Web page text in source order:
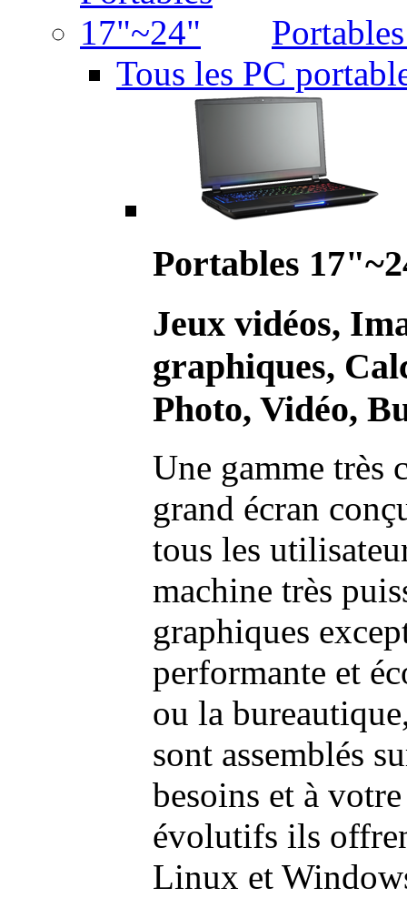
Tous les PC
Portables
Jeux vidéos,
graphiques,
Photo, Vidéo,
Une gamme très
grand écran
tous les
machine très
graphiques
performante et
ou la
sont assemblés
besoins et à
évolutifs ils
Linux et